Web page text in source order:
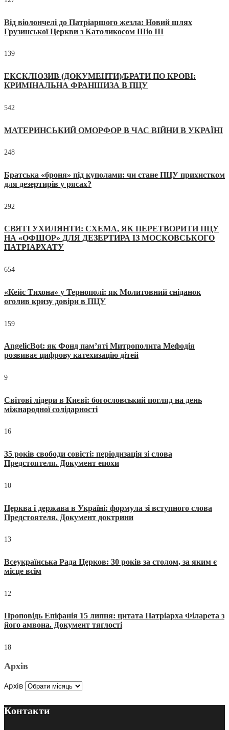
Від віолончелі до Патріаршого жезла: Новий шлях
Грузинської Церкви з Католикосом Шіо III
139
ЕКСКЛЮЗИВ (ДОКУМЕНТИ)/БРАТИ ПО КРОВІ:
КРИМІНАЛЬНА ФРАНШИЗА В ПЦУ
542
МАТЕРИНСЬКИЙ ОМОРФОР В ЧАС ВІЙНИ В УКРАЇНІ
248
Братська «броня» під куполами: чи стане ПЦУ прихистком
для дезертирів у рясах?
292
СВЯТІ УХИЛЯНТИ: СХЕМА, ЯК ПЕРЕТВОРИТИ ПЦУ
НА «ОФШОР» ДЛЯ ДЕЗЕРТИРА ІЗ МОСКОВСЬКОГО
ПАТРІАРХАТУ
654
«Кейс Тихона» у Тернополі: як Молитовний сніданок
оголив кризу довіри в ПЦУ
159
AngelicBot: як Фонд пам’яті Митрополита Мефодія
розвиває цифрову катехизацію дітей
9
Світові лідери в Києві: богословський погляд на день
міжнародної солідарності
16
35 років свободи совісті: періодизація зі слова
Предстоятеля. Документ епохи
10
Церква і держава в Україні: формула зі вступного слова
Предстоятеля. Документ доктрини
13
Всеукраїнська Рада Церков: 30 років за столом, за яким є
місце всім
12
Проповідь Епіфанія 15 липня: цитата Патріарха Філарета з
його амвона. Документ тяглості
18
Архів
Архів
Контакти